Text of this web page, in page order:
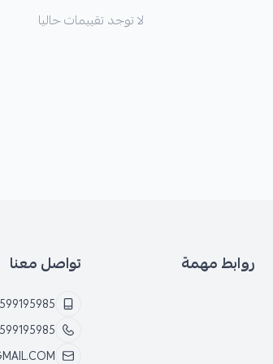
لا توجد تقييمات حاليا
روابط مهمة تواصل معنا